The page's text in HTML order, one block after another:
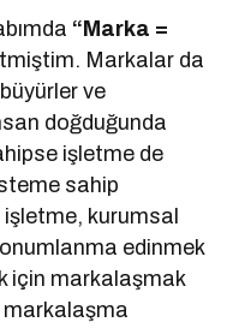
“Marka =
Markalar da
ve
doğduğunda
işletme de
sahip
işletme, kurumsal
edinmek
için markalaşmak
markalaşma